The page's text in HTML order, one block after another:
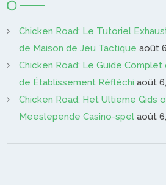
Chicken Road: Le Tutoriel
de Maison de Jeu Tactique août
Chicken Road: Le Guide Complet
de Établissement Réfléchi août
Chicken Road: Het Ultieme Gids
Meeslepende Casino-spel août